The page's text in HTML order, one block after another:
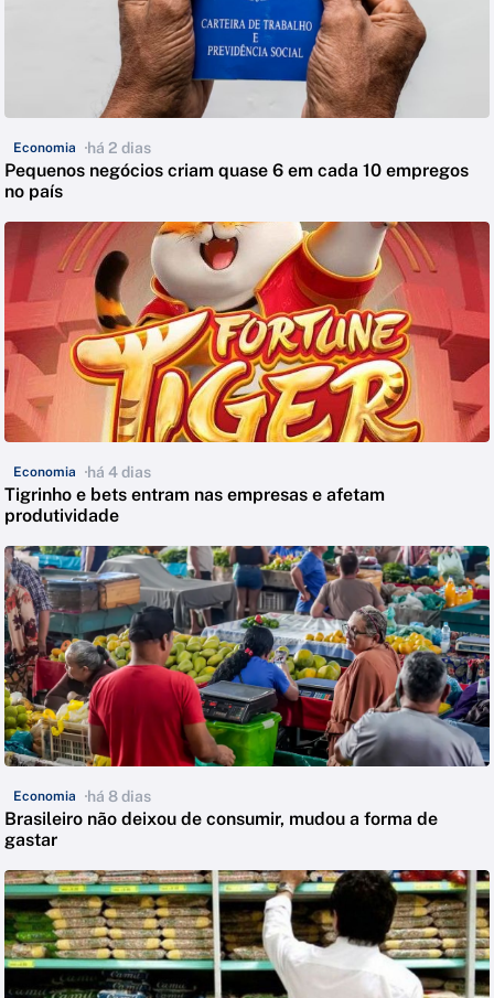
Economia há 2 dias
Pequenos negócios criam quase 6 em cada 10 empregos
no país
Economia há 4 dias
Tigrinho e bets entram nas empresas e afetam
produtividade
Economia há 8 dias
Brasileiro não deixou de consumir, mudou a forma de
gastar